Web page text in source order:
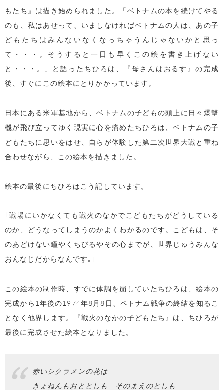
もたち』は描き始められました。「ベトナムの本を続けてやる
のも、私はあせって、いましなければベトナムの人は、あの子
どもたちはみんないなくなっちゃうんじゃないかと思っ
て・・・。そうすると一日も早くこの絵を書き上げない
と・・・。」と語ったちひろは、『母さんはおるす』の完成
後、すぐにこの絵本にとりかかっています。
日本にある米軍基地から、ベトナムの子どもの頭上に日々爆撃
機が飛び立ってゆく現実に心を痛めたちひろは、ベトナムの子
どもたちに思いをはせ、自らが体験した第二次世界大戦と重ね
合わせながら、この絵本を描きました。
絵本の最後にちひろはこう記しています。
｢戦場にいかなくても戦火のなかでこどもたちがどうしている
のか、どうなってしまうのかよくわかるのです。こどもは、そ
のあどけない瞳やくちびるやその心までが、世界じゅうみんな
おんなじだからなんです｡｣
この絵本の制作時、すでに体調を崩していたちひろは、絵本の
完成から1年後の1974年8月8日、ベトナム戦争の終結を知るこ
となく他界します。『戦火のなかの子どもたち』は、ちひろが
最後に完成させた絵本となりました。
赤いシクラメンの花は
きょねんもおととしも そのまえのとしも